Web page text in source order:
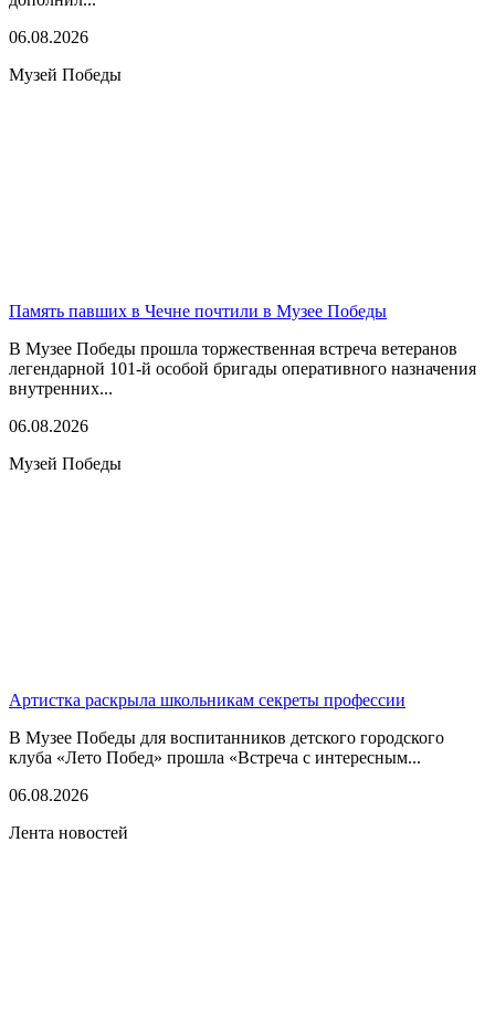
06.08.2026
Музей Победы
Память павших в Чечне почтили в Музее Победы
В Музее Победы прошла торжественная встреча ветеранов
легендарной 101-й особой бригады оперативного назначения
внутренних...
06.08.2026
Музей Победы
Артистка раскрыла школьникам секреты профессии
В Музее Победы для воспитанников детского городского
клуба «Лето Побед» прошла «Встреча с интересным...
06.08.2026
Лента новостей